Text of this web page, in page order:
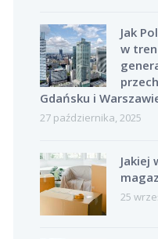
Jak
w
Gdańsku i
27 października, 2025
Jakiej
25